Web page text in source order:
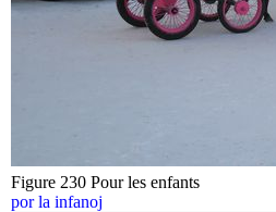
Figure 230 Pour les enfants
por la infanoj